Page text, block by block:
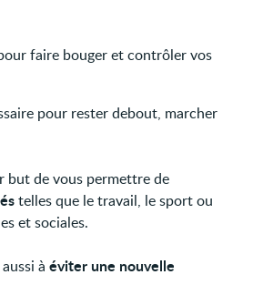
faire bouger et contrôler vos
pour rester debout, marcher
but de vous permettre de
telles que le travail, le sport ou
et sociales.
aussi àéviter une nouvelle